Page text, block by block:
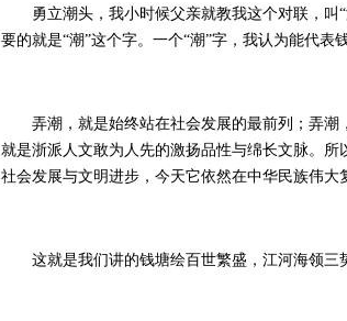
勇立潮头，我小时候父亲就教我这个对联，叫“
要的就是“潮”这个字。一个“潮”字，我认为能代表
弄潮，就是始终站在社会发展的最前列；弄潮
就是浙派人文敢为人先的激扬品性与绵长文脉。
社会发展与文明进步，今天它依然在中华民族伟大
这就是我们讲的钱塘绘百世繁盛，江河海领三